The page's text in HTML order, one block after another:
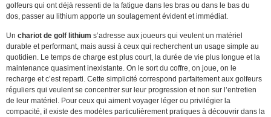
golfeurs qui ont déjà ressenti de la fatigue dans les bras ou dans le bas du
dos, passer au lithium apporte un soulagement évident et immédiat.
Un chariot de golf lithium s’adresse aux joueurs qui veulent un matériel
durable et performant, mais aussi à ceux qui recherchent un usage simple au
quotidien. Le temps de charge est plus court, la durée de vie plus longue et la
maintenance quasiment inexistante. On le sort du coffre, on joue, on le
recharge et c’est reparti. Cette simplicité correspond parfaitement aux golfeurs
réguliers qui veulent se concentrer sur leur progression et non sur l’entretien
de leur matériel. Pour ceux qui aiment voyager léger ou privilégier la
compacité, il existe des modèles particulièrement pratiques à découvrir dans la